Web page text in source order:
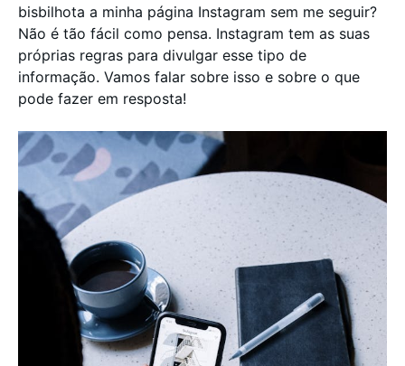
bisbilhota a minha página Instagram sem me seguir?
Não é tão fácil como pensa. Instagram tem as suas
próprias regras para divulgar esse tipo de
informação. Vamos falar sobre isso e sobre o que
pode fazer em resposta!